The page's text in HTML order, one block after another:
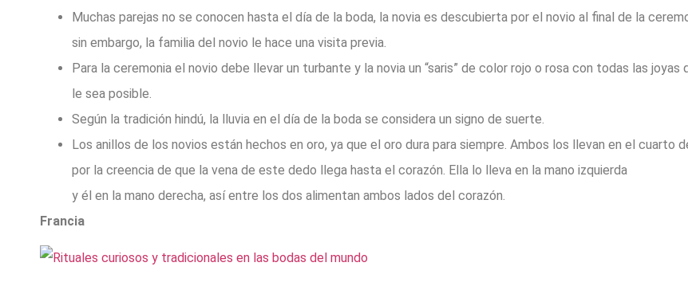
Muchas parejas no se conocen hasta el día de la boda, la novia es descubierta por el novio al final de la
sin embargo, la familia del novio le hace una visita previa.
Para la ceremonia el novio debe llevar un turbante y la novia un “saris” de color rojo o rosa con todas las joyas
le sea posible.
Según la tradición hindú, la lluvia en el día de la boda se considera un signo de suerte.
Los anillos de los novios están hechos en oro, ya que el oro dura para siempre. Ambos los llevan en el cuarto
por la creencia de que la vena de este dedo llega hasta el corazón. Ella lo lleva en la mano izquierda
y él en la mano derecha, así entre los dos alimentan ambos lados del corazón.
Francia